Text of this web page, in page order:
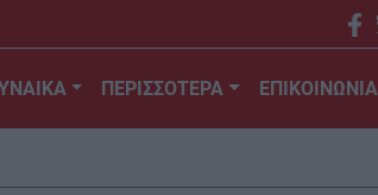
ΠΕΡΙΣΣΟΤΕΡΑ ΕΠΙΚΟΙΝΩΝΙΑ